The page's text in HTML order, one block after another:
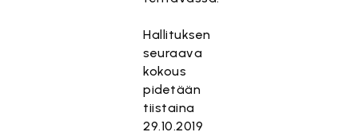
Hallituksen
seuraava
kokous
pidetään
tiistaina
29.10.2019